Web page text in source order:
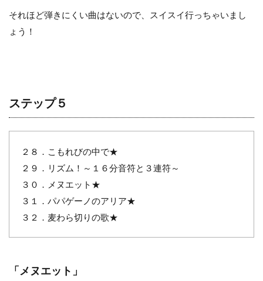
それほど弾きにくい曲はないので、スイスイ行っちゃいまし
ょう！
ステップ５
２８．こもれびの中で★
２９．リズム！～１６分音符と３連符～
３０．メヌエット★
３１．パパゲーノのアリア★
３２．麦わら切りの歌★
「メヌエット」